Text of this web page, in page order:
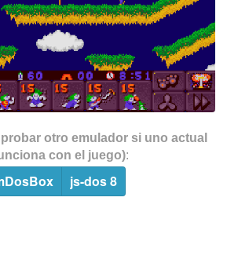
otro emulador si uno actual
con el juego):
js-dos 8